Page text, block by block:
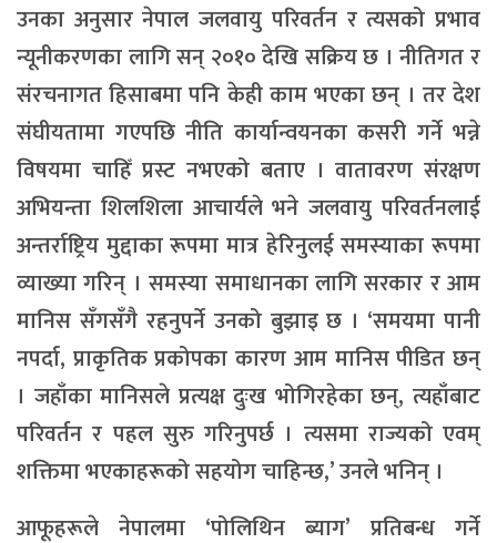
उनका अनुसार नेपाल जलवायु परिवर्तन र त्यसको प्रभाव
न्यूनीकरणका लागि सन् २०१० देखि सक्रिय छ । नीतिगत र
संरचनागत हिसाबमा पनि केही काम भएका छन् । तर देश
संघीयतामा गएपछि नीति कार्यान्वयनका कसरी गर्ने भन्ने
विषयमा चाहिँ प्रस्ट नभएको बताए । वातावरण संरक्षण
अभियन्ता शिलशिला आचार्यले भने जलवायु परिवर्तनलाई
अन्तर्राष्ट्रिय मुद्दाका रूपमा मात्र हेरिनुलई समस्याका रूपमा
व्याख्या गरिन् । समस्या समाधानका लागि सरकार र आम
मानिस सँगसँगै रहनुपर्ने उनको बुझाइ छ । ‘समयमा पानी
नपर्दा, प्राकृतिक प्रकोपका कारण आम मानिस पीडित छन्
। जहाँका मानिसले प्रत्यक्ष दुःख भोगिरहेका छन्, त्यहाँबाट
परिवर्तन र पहल सुरु गरिनुपर्छ । त्यसमा राज्यको एवम्
शक्तिमा भएकाहरूको सहयोग चाहिन्छ,’ उनले भनिन् ।
आफूहरूले नेपालमा ‘पोलिथिन ब्याग’ प्रतिबन्ध गर्ने